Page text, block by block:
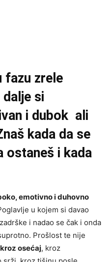
fazu zrele
si
i dubok ali
kada da se
ostaneš i kada
emotivno i duhovno
u kojem si davao
i nadao se čak i onda
Prošlost te nije
kroz osećaj, kroz